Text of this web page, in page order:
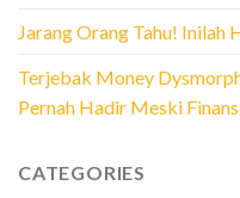
Jarang Orang Tahu! Inilah
Terjebak Money
Pernah Hadir Meski
CATEGORIES